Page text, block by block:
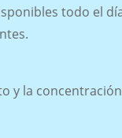
todo el
y la